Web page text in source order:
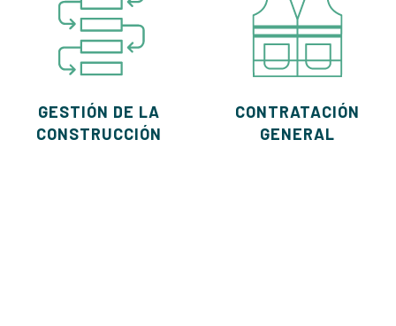
GESTIÓN DE LA
CONSTRUCCIÓN
CONTRATACIÓN
GENERAL